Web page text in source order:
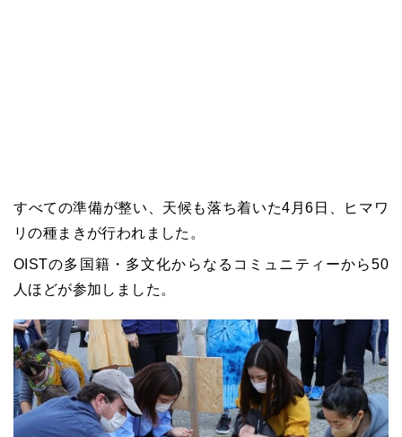
すべての準備が整い、天候も落ち着いた4月6日、ヒマワ
リの種まきが行われました。
OISTの多国籍・多文化からなるコミュニティーから50
人ほどが参加しました。